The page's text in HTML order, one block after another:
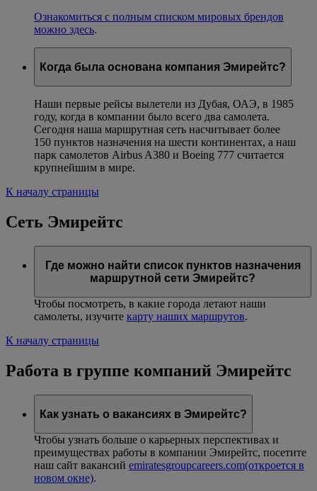
Ознакомиться с полным списком мировых брендов
можно здесь.
Когда была основана компания Эмирейтс?
Наши первые рейсы вылетели из Дубая, ОАЭ, в 1985
году, когда в компании было всего два самолета.
Сегодня наша маршрутная сеть насчитывает более
150 пунктов назначения на шести континентах, а наш
парк самолетов Airbus A380 и Boeing 777 считается
крупнейшим в мире.
К началу страницы
Сеть Эмирейтс
Где можно найти список пунктов назначения
маршрутной сети Эмирейтс?
Чтобы посмотреть, в какие города летают наши
самолеты, изучите карту наших маршрутов.
К началу страницы
Работа в группе компаний Эмирейтс
Как узнать о вакансиях в Эмирейтс?
Чтобы узнать больше о карьерных перспективах и
преимуществах работы в компании Эмирейтс, посетите
наш сайт вакансий emiratesgroupcareers.com(откроется в
новом окне).